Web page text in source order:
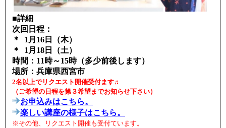
■詳細
次回日程：
＊ 1月16日（木）
＊ 1月18日（土）
時間：11時～15時（多少前後します）
場所：兵庫県西宮市
2名以上でリクエスト開催受付ます♬
（ご希望の日程を第３希望までお知らせ下さい）
お申込みはこちら。
楽しい講座の様子はこちら。
※その他、リクエスト開催も受付ています。